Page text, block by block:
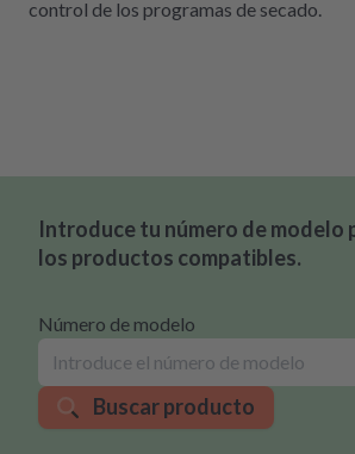
control de los programas de secado.
Introduce tu número de modelo
los productos compatibles.
Número de modelo
Buscar producto